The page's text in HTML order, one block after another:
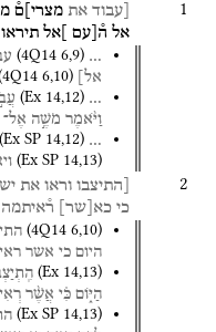
1 [עבוד את מצרי]ם֯
אל ה֯[עם ]אל תיראו
…
(4Q14 6,9)
אל]
4Q14 6,10)
…
(Ex 14,12)
וַיֹּ֨אמֶר מֹשֶׁ֣ה אֶל־
…
(Ex SP 14,12)
(Ex SP 14,13)
2 [התיצבו וראו את
כי כא שר ר֯איתמה
(4Q14 6,10)
היום כי אשר
(Ex 14,13)
הַיּ֑וֹם כִּ֗י אֲשֶׁ֨ר
(Ex SP 14,13)